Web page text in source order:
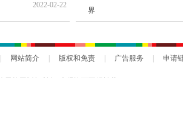
2022-02-22
界